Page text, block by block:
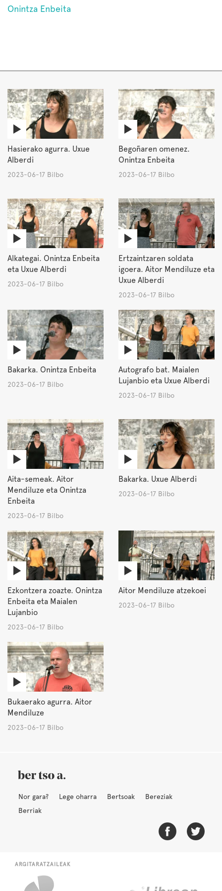
Onintza Enbeita
Hasierako agurra. Uxue
Alberdi
2023-06-17 Bilbo
Begoñaren omenez.
Onintza Enbeita
2023-06-17 Bilbo
Alkategai. Onintza Enbeita
eta Uxue Alberdi
2023-06-17 Bilbo
Ertzaintzaren soldata
igoera. Aitor Mendiluze eta
Uxue Alberdi
2023-06-17 Bilbo
Bakarka. Onintza Enbeita
2023-06-17 Bilbo
Autografo bat. Maialen
Lujanbio eta Uxue Alberdi
2023-06-17 Bilbo
Aita-semeak. Aitor
Mendiluze eta Onintza
Enbeita
2023-06-17 Bilbo
Bakarka. Uxue Alberdi
2023-06-17 Bilbo
Ezkontzera zoazte. Onintza
Enbeita eta Maialen
Lujanbio
2023-06-17 Bilbo
Aitor Mendiluze atzekoei
2023-06-17 Bilbo
Bukaerako agurra. Aitor
Mendiluze
2023-06-17 Bilbo
Nor gara? Lege oharra Bertsoak
Bereziak
Berriak
ARGITARATZAILEAK